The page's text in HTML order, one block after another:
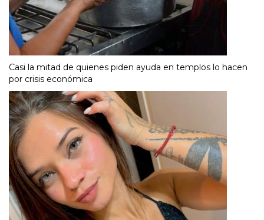
Casi la mitad de quienes piden ayuda en templos lo hacen
por crisis económica